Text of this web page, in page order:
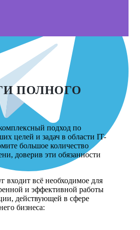
ПОЛНОГО
подход по
целей и задач в области IT-
большое количество
доверив эти обязанности
входит всё необходимое для
и эффективной работы
действующей в сфере
бизнеса: